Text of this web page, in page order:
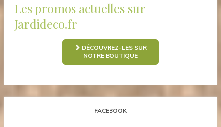
Les promos actuelles sur
Jardideco.fr
DÉCOUVREZ-LES SUR
NOTRE BOUTIQUE
FACEBOOK